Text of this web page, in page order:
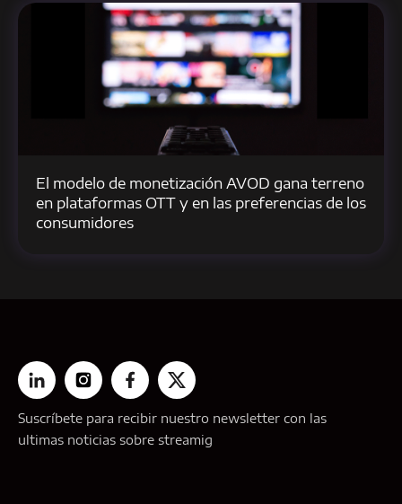
El modelo de monetización AVOD gana terreno
en plataformas OTT y en las preferencias de los
consumidores
Suscríbete para recibir nuestro newsletter con las
ultimas noticias sobre streamig